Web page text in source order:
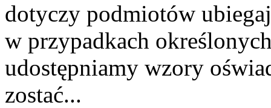
dotyczy podmiotów
w przypadkach
udostępniamy wzory
zostać...